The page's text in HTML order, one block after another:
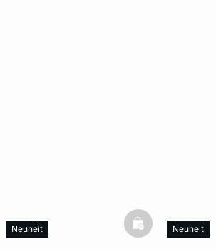
Neuheit basketfullNeuheit